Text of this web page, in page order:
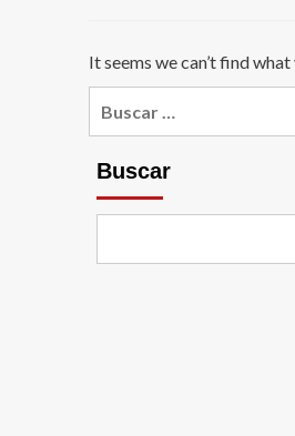
It seems we can’t find
Buscar